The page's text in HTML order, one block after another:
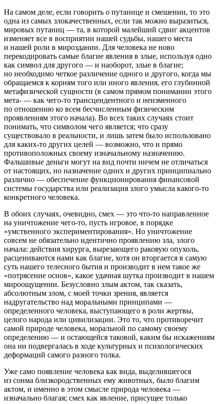
На самом деле, если говорить о путанице и смешении, то это
одна из самых злокачественных, если так можно выразиться,
мировых путаниц — та, в которой малейший сдвиг акцентов
изменяет все в восприятии нашей судьбы, нашего места
и нашей роли в мироздании. Для человека не ново
перекодировать самые благие явления в злые, используя одно
как символ для другого — и наоборот, злые в благие;
но необходимо четкое различение одного и другого, когда мы
обращаемся к корням того или иного явления, его глубинной
метафизической сущности (в самом прямом понимании этого
мета- — как чего-то трансцендентного и неизменного
по отношению ко всем бесчисленным физическим
проявлениям этого начала). Во всех таких случаях стоит
понимать, что символом чего является; что сразу
существовало в реальности, и лишь затем было использовано
для каких-то других целей — возможно, что и прямо
противоположных своему изначальному назначению.
Фальшивые деньги могут на вид почти ничем не отличаться
от настоящих, но назначение одних и других принципиально
различно — обеспечение функционирования финансовой
системы государства или реализация злого умысла какого-то
конкретного человека.
В обоих случаях, очевидно, смех — это что-то направленное
на уничтожение чего-то, пусть игровое, в порядке
«умственного экспериментирования». Но уничтожение
совсем не обязательно идентично проявлению зла, злого
начала: действия хирурга, вырезающего раковую опухоль,
расцениваются нами как благие, хотя он вторгается в самую
суть нашего телесного бытия и производит в нем такое же
«потрясение основ», какое удачная шутка производит в нашем
мироощущении. Безусловно злым актом, так сказать,
абсолютным злом, с моей точки зрения, является
надругательство над моральными принципами —
определенного человека, выступающего в роли жертвы,
целого народа или цивилизации. Это то, что противоречит
самой природе человека, моральной по самому своему
определению — и остающейся таковой, каким бы искажениям
она ни подвергалась в ходе культурных и психологических
деформаций самого разного толка.
Уже само появление человека как вида, выделившегося
из сонма близкородственных ему животных, было благим
актом, и именно в этом смысле природа человека —
изначально благая; смех как явление, присущее только